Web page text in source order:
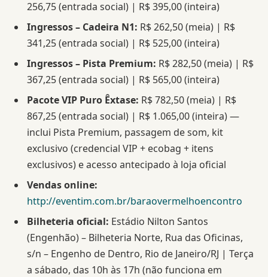
256,75 (entrada social) | R$ 395,00 (inteira)
Ingressos – Cadeira N1: R$ 262,50 (meia) | R$
341,25 (entrada social) | R$ 525,00 (inteira)
Ingressos – Pista Premium: R$ 282,50 (meia) | R$
367,25 (entrada social) | R$ 565,00 (inteira)
Pacote VIP Puro Êxtase: R$ 782,50 (meia) | R$
867,25 (entrada social) | R$ 1.065,00 (inteira) —
inclui Pista Premium, passagem de som, kit
exclusivo (credencial VIP + ecobag + itens
exclusivos) e acesso antecipado à loja oficial
Vendas online:
http://eventim.com.br/baraovermelhoencontro
Bilheteria oficial: Estádio Nilton Santos
(Engenhão) – Bilheteria Norte, Rua das Oficinas,
s/n – Engenho de Dentro, Rio de Janeiro/RJ | Terça
a sábado, das 10h às 17h (não funciona em